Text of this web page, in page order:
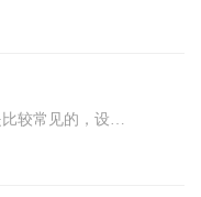
衬胶设备在我们的使用中使用的还是比较常见的，设备经过长时间的使用过后都是需要定期的进行清理...